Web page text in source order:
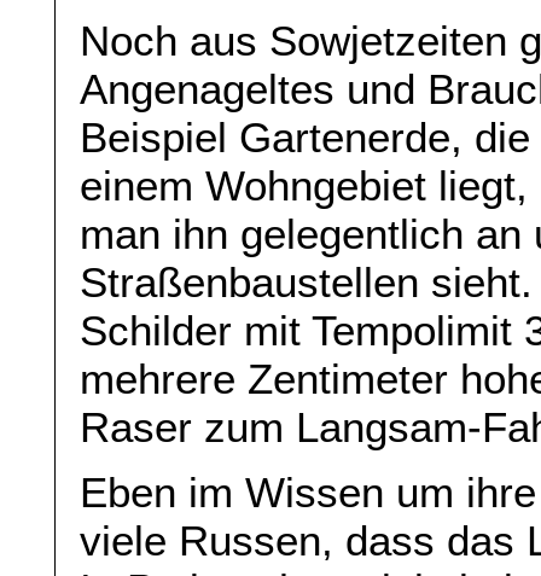
Noch aus Sowjetzeiten
Angenageltes und
Beispiel Gartenerde,
einem Wohngebiet
man ihn gelegentlich an
Straßenbaustellen
Schilder mit Tempolimit
mehrere Zentimeter
Raser zum Langsam-
Eben im Wissen um
viele Russen, dass das